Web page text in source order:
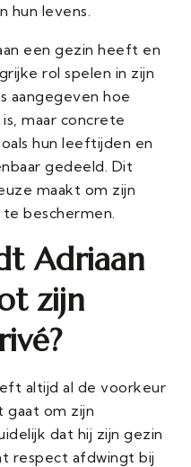
hun levens.
een gezin heeft en
rol spelen in zijn
aangegeven hoe
maar concrete
hun leeftijden en
gedeeld. Dit
maakt om zijn
beschermen.
Adriaan
zijn
altijd al de voorkeur
gaat om zijn
dat hij zijn gezin
respect afdwingt bij